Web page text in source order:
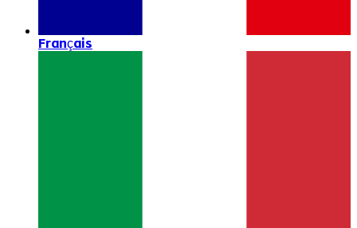
Français